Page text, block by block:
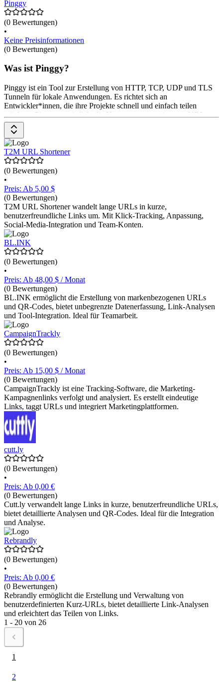
Pinggy
(0 Bewertungen)
•
Keine Preisinformationen
(0 Bewertungen)
Was ist Pinggy?
Pinggy ist ein Tool zur Erstellung von HTTP, TCP, UDP und TLS
Tunneln für lokale Anwendungen. Es richtet sich an
Entwickler*innen, die ihre Projekte schnell und einfach teilen
möchten. Pinggy ermöglicht die Nutzung von persistenten URLs,
Live-Debugging und Header-Manipulation. Die kostenlose Version
bietet grundlegende Funktionen, während das Pro-Modell für $ 10
pro Monat erweiterte Optionen bietet.
T2M URL Shortener
(0 Bewertungen)
•
Preis: Ab 5,00 $
(0 Bewertungen)
T2M URL Shortener wandelt lange URLs in kurze,
benutzerfreundliche Links um. Mit Klick-Tracking, Anpassung,
Social-Media-Integration und Team-Konten.
BL.INK
(0 Bewertungen)
•
Preis: Ab 48,00 $ / Monat
(0 Bewertungen)
BL.INK ermöglicht die Erstellung von markenbezogenen URLs
und QR-Codes, bietet unbegrenzte Datenerfassung, Link-Analysen
und Tool-Integration. Ideal für Teamarbeit.
CampaignTrackly
(0 Bewertungen)
•
Preis: Ab 15,00 $ / Monat
(0 Bewertungen)
CampaignTrackly ist eine Tracking-Software, die Marketing-
Kampagnenlinks verfolgt und analysiert. Es erstellt eindeutige
Links, taggt URLs und integriert Marketingplattformen.
cutt.ly
(0 Bewertungen)
•
Preis: Ab 0,00 €
(0 Bewertungen)
Cutt.ly verwandelt lange Links in kurze, benutzerfreundliche URLs,
bietet detaillierte Analysen und QR-Codes. Ideal für die Integration
und Analyse.
Rebrandly
(0 Bewertungen)
•
Preis: Ab 0,00 €
(0 Bewertungen)
Rebrandly ermöglicht die Erstellung und Verwaltung von
benutzerdefinierten Kurz-URLs, bietet detaillierte Link-Analysen
und erleichtert das Teilen von Links.
1 - 20 von 26
1
2